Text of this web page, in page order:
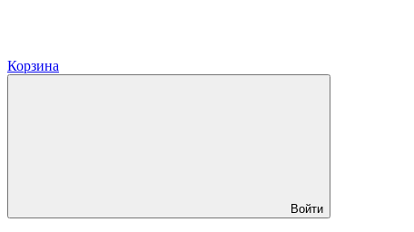
Корзина
Войти